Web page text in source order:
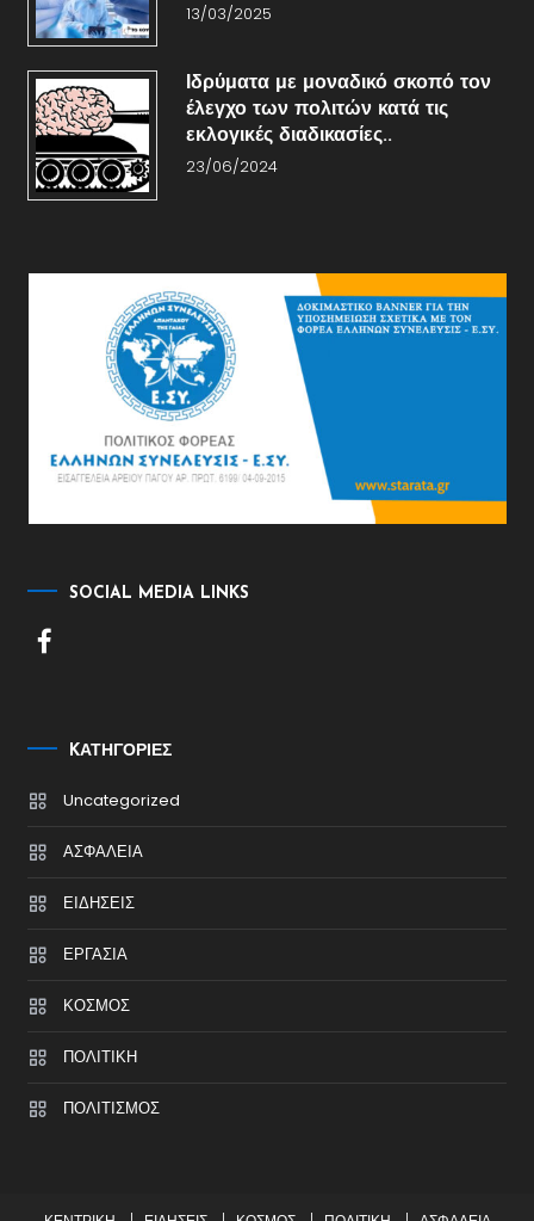
13/03/2025
Ιδρύματα με μοναδικό σκοπό τον
έλεγχο των πολιτών κατά τις
εκλογικές διαδικασίες..
23/06/2024
SOCIAL MEDIA LINKS
KΑΤΗΓΟΡΊΕΣ
Uncategorized
ΑΣΦΑΛΕΙΑ
ΕΙΔΗΣΕΙΣ
ΕΡΓΑΣΙΑ
ΚΟΣΜΟΣ
ΠΟΛΙΤΙΚΗ
ΠΟΛΙΤΙΣΜΟΣ